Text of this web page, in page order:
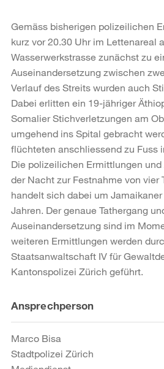
Gemäss bisherigen polizeilichen
kurz vor 20.30 Uhr im Lettenareal
Wasserwerkstrasse zunächst zu
Auseinandersetzung zwischen
Verlauf des Streits wurden auch
Dabei erlitten ein 19-jähriger
Somalier Stichverletzungen am
umgehend ins Spital gebracht
flüchteten anschliessend zu Fuss
Die polizeilichen Ermittlungen
der Nacht zur Festnahme von vier
handelt sich dabei um
Jahren. Der genaue Tathergang
Auseinandersetzung sind im
weiteren Ermittlungen werden
Staatsanwaltschaft IV für
Kantonspolizei Zürich geführt.
Weitere
Informationen
Ansprechperson
Marco Bisa
Stadtpolizei Zürich